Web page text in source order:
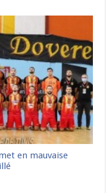
en mauvaise